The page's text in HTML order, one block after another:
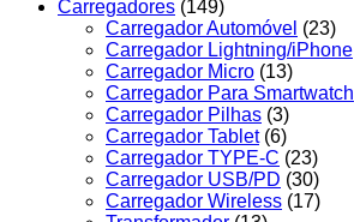
Carregadores (149)
Carregador Automóvel (23)
Carregador Lightning/iPhone
Carregador Micro (13)
Carregador Para Smartwatch
Carregador Pilhas (3)
Carregador Tablet (6)
Carregador TYPE-C (23)
Carregador USB/PD (30)
Carregador Wireless (17)